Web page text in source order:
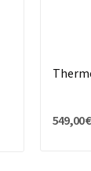
549,00 €